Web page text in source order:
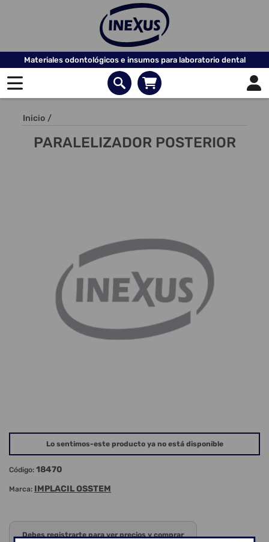
Materiales odontológicos e insumos para laboratorio dental
Inicio /
PARALELIZADOR POSTERIOR
Lo sentimos-este producto ya no está disponible
Código: 18470
Marca: IMPLACIL OSSTEM
Debes registrarte para ver precios y comprar